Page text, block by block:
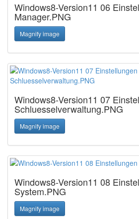
Windows8-Version11 06
Manager.PNG
Magnify image
Windows8-Version11 07
Schluesselverwaltung.PNG
Magnify image
Windows8-Version11 08
System.PNG
Magnify image